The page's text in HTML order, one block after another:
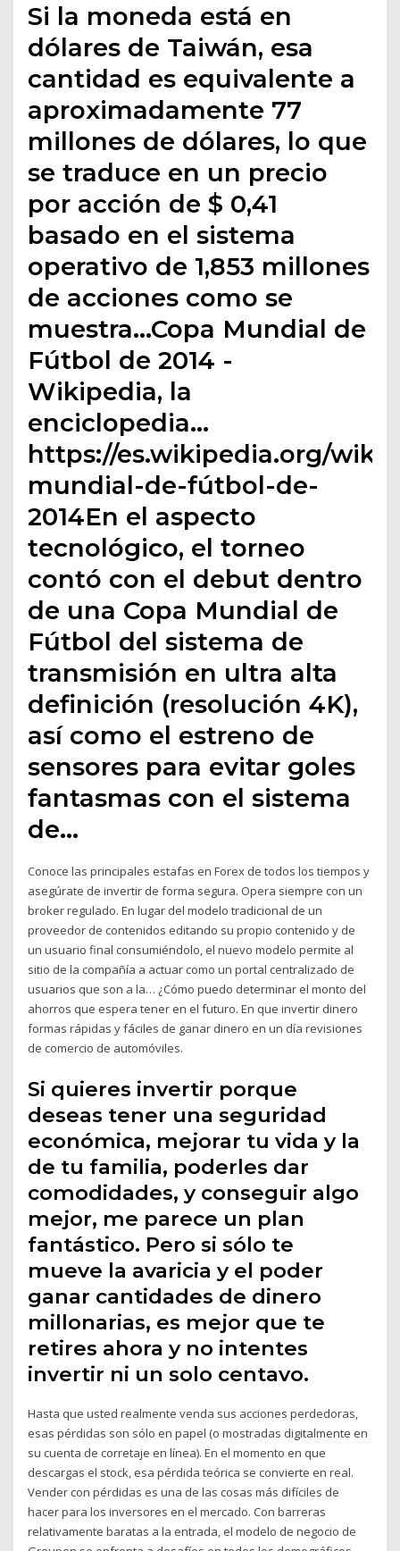
Si la moneda está en
dólares de Taiwán, esa
cantidad es equivalente a
aproximadamente 77
millones de dólares, lo que
se traduce en un precio
por acción de $ 0,41
basado en el sistema
operativo de 1,853 millones
de acciones como se
muestra…Copa Mundial de
Fútbol de 2014 -
Wikipedia, la
enciclopedia…
https://es.wikipedia.org/wiki/
mundial-de-fútbol-de-
2014En el aspecto
tecnológico, el torneo
contó con el debut dentro
de una Copa Mundial de
Fútbol del sistema de
transmisión en ultra alta
definición (resolución 4K),
así como el estreno de
sensores para evitar goles
fantasmas con el sistema
de…
Conoce las principales estafas en Forex de todos los tiempos y
asegúrate de invertir de forma segura. Opera siempre con un
broker regulado. En lugar del modelo tradicional de un
proveedor de contenidos editando su propio contenido y de
un usuario final consumiéndolo, el nuevo modelo permite al
sitio de la compañía a actuar como un portal centralizado de
usuarios que son a la… ¿Cómo puedo determinar el monto del
ahorros que espera tener en el futuro. En que invertir dinero
formas rápidas y fáciles de ganar dinero en un día revisiones
de comercio de automóviles.
Si quieres invertir porque
deseas tener una seguridad
económica, mejorar tu vida y la
de tu familia, poderles dar
comodidades, y conseguir algo
mejor, me parece un plan
fantástico. Pero si sólo te
mueve la avaricia y el poder
ganar cantidades de dinero
millonarias, es mejor que te
retires ahora y no intentes
invertir ni un solo centavo.
Hasta que usted realmente venda sus acciones perdedoras,
esas pérdidas son sólo en papel (o mostradas digitalmente en
su cuenta de corretaje en línea). En el momento en que
descargas el stock, esa pérdida teórica se convierte en real.
Vender con pérdidas es una de las cosas más difíciles de
hacer para los inversores en el mercado. Con barreras
relativamente baratas a la entrada, el modelo de negocio de